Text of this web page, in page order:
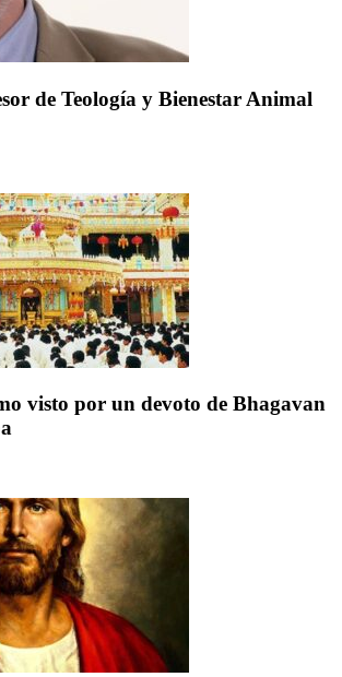
de Teología y Bienestar Animal
visto por un devoto de Bhagavan